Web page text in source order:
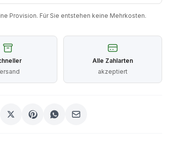
Provision. Für Sie entstehen keine Mehrkosten.
Alle Zahlarten
akzeptiert